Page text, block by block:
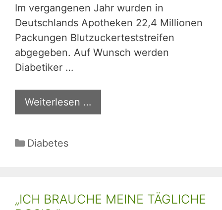
Im vergangenen Jahr wurden in
Deutschlands Apotheken 22,4 Millionen
Packungen Blutzuckerteststreifen
abgegeben. Auf Wunsch werden
Diabetiker …
Weiterlesen …
Kategorien
Diabetes
„ICH BRAUCHE MEINE TÄGLICHE